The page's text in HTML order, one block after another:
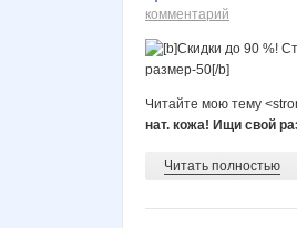
комментарий
Читайте мою тему
нат. кожа! Ищи свой
Читать полностью